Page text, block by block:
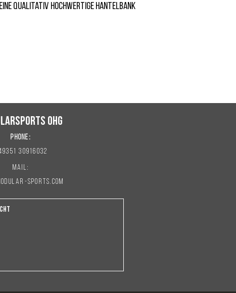
qualitativ hochwertige Hantelbank
OHG
​Phone:
30916032
Mail:
sports.com